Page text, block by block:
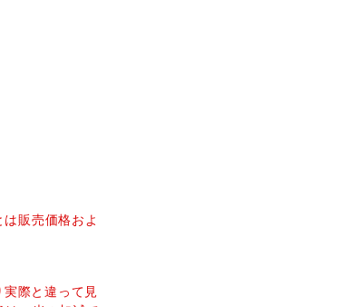
販売価格およ
際と違って見